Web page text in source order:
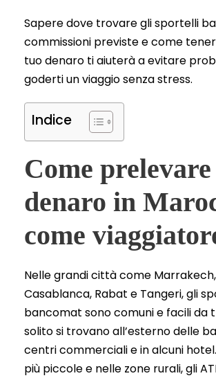
Sapere dove trovare gli sportelli
commissioni previste e come
tuo denaro ti aiuterà a evitare
goderti un viaggio senza stress.
Indice
Come prelevare
denaro in
come
Nelle grandi città come Marrakech,
Casablanca, Rabat e Tangeri, gli
bancomat sono comuni e facili da
solito si trovano all’esterno delle
centri commerciali e in alcuni
più piccole e nelle zone rurali, gli